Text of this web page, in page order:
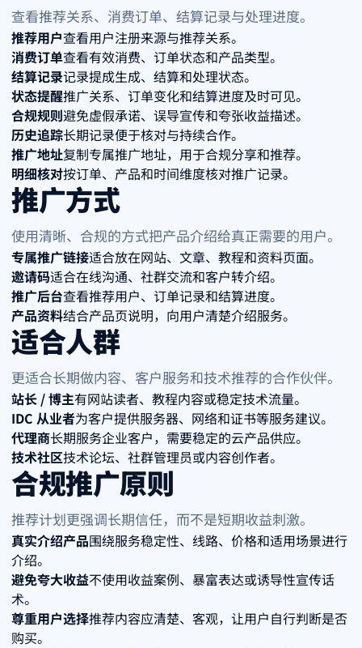
查看推荐关系、消费订单、结算记录与处理进度。
推荐用户查看用户注册来源与推荐关系。
消费订单查看有效消费、订单状态和产品类型。
结算记录记录提成生成、结算和处理状态。
状态提醒推广关系、订单变化和结算进度及时可见。
合规规则避免虚假承诺、误导宣传和夸张收益描述。
历史追踪长期记录便于核对与持续合作。
推广地址复制专属推广地址，用于合规分享和推荐。
明细核对按订单、产品和时间维度核对推广记录。
推广方式
使用清晰、合规的方式把产品介绍给真正需要的用户。
专属推广链接适合放在网站、文章、教程和资料页面。
邀请码适合在线沟通、社群交流和客户转介绍。
推广后台查看推荐用户、订单记录和结算进度。
产品资料结合产品页说明，向用户清楚介绍服务。
适合人群
更适合长期做内容、客户服务和技术推荐的合作伙伴。
站长 / 博主有网站读者、教程内容或稳定技术流量。
IDC 从业者为客户提供服务器、网络和证书等服务建议。
代理商长期服务企业客户，需要稳定的云产品供应。
技术社区技术论坛、社群管理员或内容创作者。
合规推广原则
推荐计划更强调长期信任，而不是短期收益刺激。
真实介绍产品围绕服务稳定性、线路、价格和适用场景进行
介绍。
避免夸大收益不使用收益案例、暴富表达或诱导性宣传话
术。
尊重用户选择推荐内容应清楚、客观，让用户自行判断是否
购买。